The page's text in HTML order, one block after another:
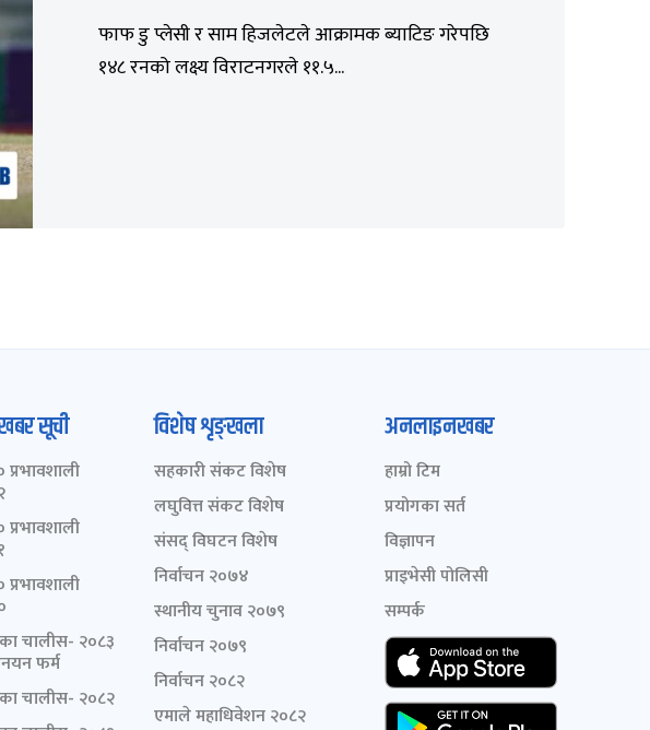
फाफ डु प्लेसी र साम हिजलेटले आक्रामक ब्याटिङ गरेपछि
१४८ रनको लक्ष्य विराटनगरले ११.५...
सूची
चालीस- २०८३
फर्म
चालीस- २०८२
विशेष शृङ्खला
सहकारी संकट विशेष
लघुवित्त संकट विशेष
संसद् विघटन विशेष
निर्वाचन २०७४
स्थानीय चुनाव २०७९
निर्वाचन २०७९
निर्वाचन २०८२
एमाले महाधिवेशन २०८२
अनलाइनखबर
हाम्रो टिम
प्रयोगका सर्त
विज्ञापन
प्राइभेसी पोलिसी
सम्पर्क